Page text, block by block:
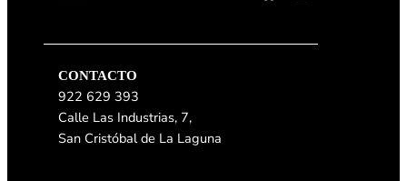
CONTACTO
922 629 393
Calle Las Industrias, 7,
San Cristóbal de La Laguna